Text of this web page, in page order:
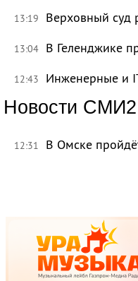
13:19 Верховный суд
13:04 В Геленджике
12:43 Инженерные и
Новости СМИ2
12:31 В Омске